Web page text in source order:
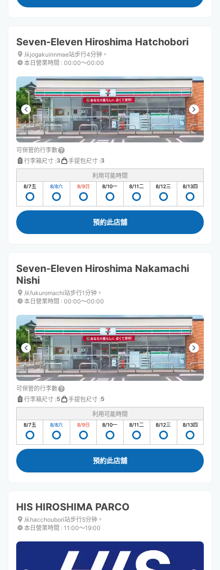
Seven-Eleven Hiroshima Hatchobori
从jogakuinnmae站步行4分钟。
本日營業時間 : 00:00〜00:00
可保管的行李數
行李箱尺寸 :3 手提包尺寸 :3
利用可能時間
8/7五 8/8六 8/9日 8/10一 8/11二 8/12三 8/13四
預約此店舖
Seven-Eleven Hiroshima Nakamachi
Nishi
从fukuromachi站步行1分钟。
本日營業時間 : 00:00〜00:00
可保管的行李數
行李箱尺寸 :5 手提包尺寸 :5
利用可能時間
8/7五 8/8六 8/9日 8/10一 8/11二 8/12三 8/13四
預約此店舖
HIS HIROSHIMA PARCO
从hacchoubori站步行5分钟。
本日營業時間 : 11:00〜19:00